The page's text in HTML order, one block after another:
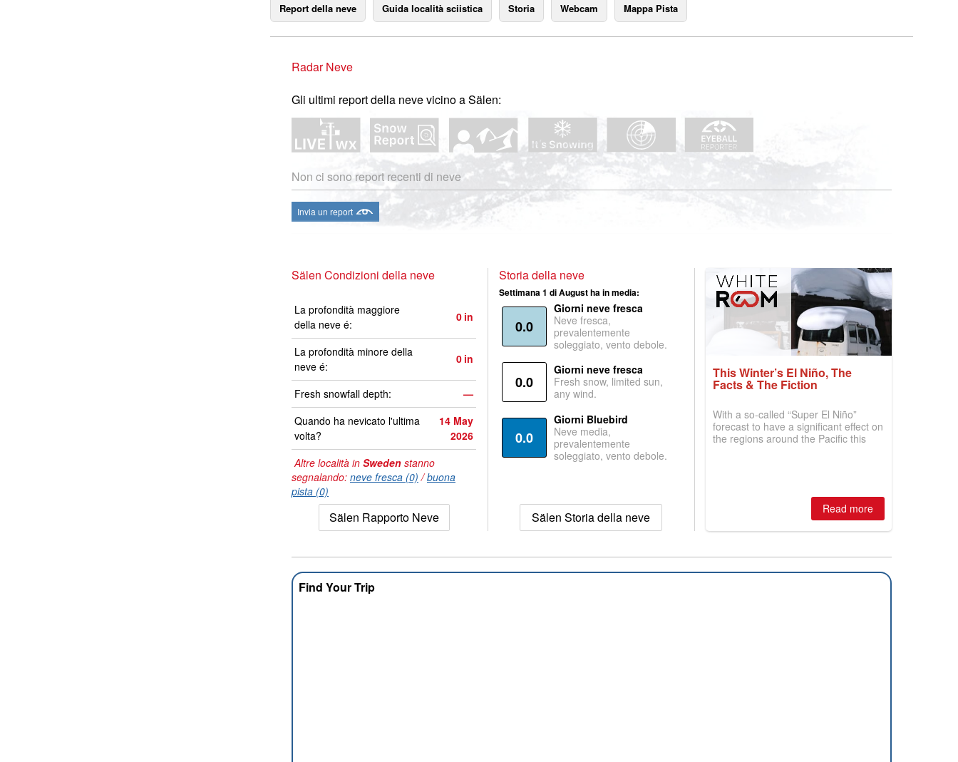
Report della neve Guida località sciistica Storia Webcam Mappa Pista
Radar Neve
Gli ultimi report della neve vicino a Sälen:
Non ci sono report recenti di neve
Invia un report
Sälen Condizioni della neve
La profondità maggiore
della neve é:
0 in
La profondità minore della
neve é:
0 in
Fresh snowfall depth:
—
Quando ha nevicato l'ultima
volta?
14 May
2026
Altre località in Sweden stanno
segnalando: neve fresca (0) /buona
pista (0)
Sälen Rapporto Neve
Storia della neve
Settimana 1 di August ha in media:
0.0
Giorni neve fresca
Neve fresca,
prevalentemente
soleggiato, vento debole.
0.0
Giorni neve fresca
Fresh snow, limited sun,
any wind.
0.0
Giorni Bluebird
Neve media,
prevalentemente
soleggiato, vento debole.
Sälen Storia della neve
This Winter’s El Niño, The
Facts & The Fiction
With a so-called “Super El Niño”
forecast to have a significant effect on
the regions around the Pacific this
Read more
Find Your Trip